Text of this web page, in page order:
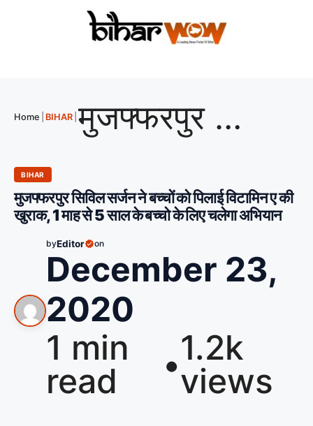
Home BIHAR मुजफ्फरपुर सिविल सर्जन ने बच्चों को पिलाई विटामिन ए की खुराक, 1 माह से 5 साल के बच्चो के लिए चलेगा अभियान
BIHAR
मुजफ्फरपुर सिविल सर्जन ने बच्चों को पिलाई विटामिन ए की
खुराक, 1 माह से 5 साल के बच्चो के लिए चलेगा अभियान
byEditor on
December 23,
2020
1 min
read
•1.2k
views